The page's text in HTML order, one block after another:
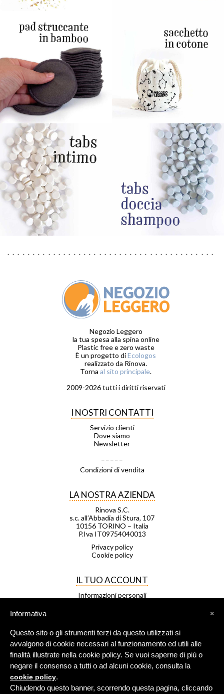
Negozio Leggero
la tua spesa alla spina online
Plastic free e zero waste
È un progetto diEcologos
realizzato da Rinova.
Torna al sito principale.
2009-2026 tutti i diritti riservati
I NOSTRI CONTATTI
Servizio clienti
Dove siamo
Newsletter
Condizioni di vendita
LA NOSTRA AZIENDA
Rinova S.C.
s.c. all’Abbadia di Stura, 107
10156 TORINO – Italia
P.Iva IT09754040013
Privacy policy
Cookie policy
IL TUO ACCOUNT
Informazioni personali
Le mie liste di desideri
I miei avvisi
FRANCHISING
Negozio Leggero è una rete di
negozi in franchising.
×
Informativa
Questo sito o gli strumenti terzi da questo utilizzati si
avvalgono di cookie necessari al funzionamento ed utili alle
finalità illustrate nella cookie policy. Se vuoi saperne di più o
negare il consenso a tutti o ad alcuni cookie, consulta la
cookie policy.
Chiudendo questo banner, scorrendo questa pagina, cliccando